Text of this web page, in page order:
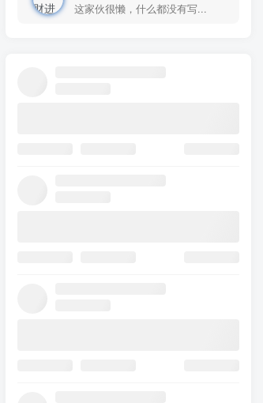
这家伙很懒，什么都没有写...